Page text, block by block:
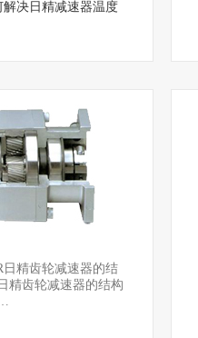
决日精减速器温度
日精齿轮减速器的结
精齿轮减速器的结构